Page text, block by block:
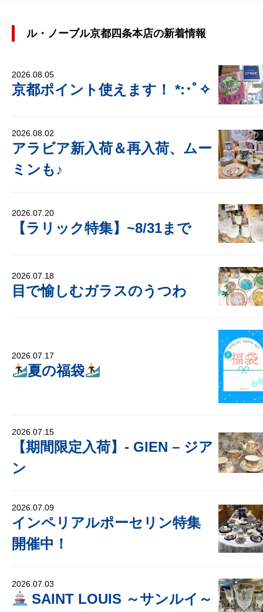
ル・ノーブル京都四条本店の新着情報
2026.08.05
京都ポイント使えます！ *:･ﾟ✧
2026.08.02
アラビア新入荷＆再入荷、ムー
ミンも♪
2026.07.20
【ラリック特集】~8/31まで
2026.07.18
目で愉しむガラスのうつわ
2026.07.17
夏の福袋
2026.07.15
【期間限定入荷】- GIEN – ジア
ン
2026.07.09
インペリアルポーセリン特集
開催中！
2026.07.03
SAINT LOUIS ～サンルイ～